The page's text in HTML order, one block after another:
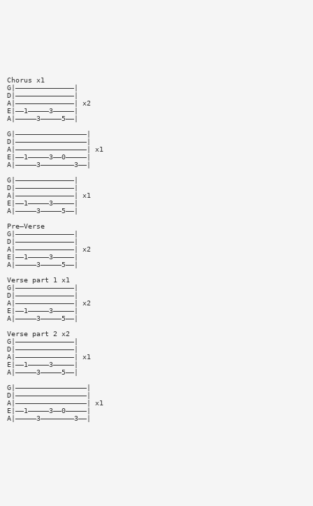
Chorus x1
G|——————————————|
D|——————————————|
A|——————————————| x2
E|——1—————3—————|
A|—————3—————5——|
G|—————————————————|
D|—————————————————|
A|—————————————————| x1
E|——1—————3——0—————|
A|—————3————————3——|
G|——————————————|
D|——————————————|
A|——————————————| x1
E|——1—————3—————|
A|—————3—————5——|
Pre—Verse
G|——————————————|
D|——————————————|
A|——————————————| x2
E|——1—————3—————|
A|—————3—————5——|
Verse part 1 x1
G|——————————————|
D|——————————————|
A|——————————————| x2
E|——1—————3—————|
A|—————3—————5——|
Verse part 2 x2
G|——————————————|
D|——————————————|
A|——————————————| x1
E|——1—————3—————|
A|—————3—————5——|
G|—————————————————|
D|—————————————————|
A|—————————————————| x1
E|——1—————3——0—————|
A|—————3————————3——|